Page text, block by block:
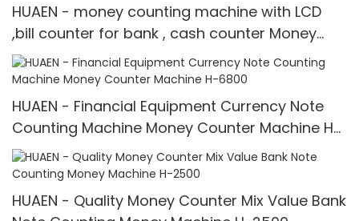
HUAEN - money counting machine with LCD
,bill counter for bank , cash counter Money
counter
HUAEN - Financial Equipment Currency Note
Counting Machine Money Counter Machine H-
6800
HUAEN - Quality Money Counter Mix Value Bank